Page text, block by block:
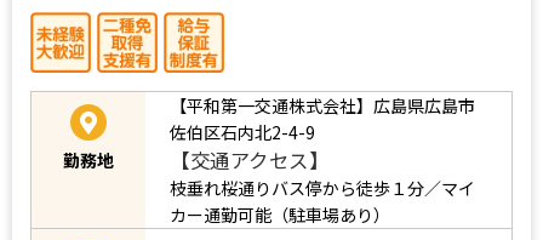
勤務地
【平和第一交通株式会社】広島県広島市
佐伯区石内北2-4-9
【交通アクセス】
枝垂れ桜通りバス停から徒歩１分／マイ
カー通勤可能（駐車場あり）